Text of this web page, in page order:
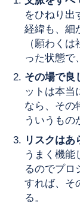
をひねり出
経緯も、細
（願わく
った状態で
その場で良
ットは本当
なら、その
ういうもの
リスクは
うまく機能
るのでプロ
すれば、そ
る。